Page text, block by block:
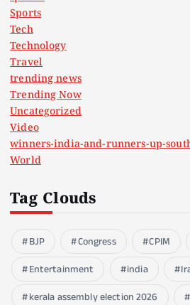
Sports
Tech
Technology
Travel
trending news
Trending Now
Uncategorized
Video
winners-india-and-runners-up-
World
Tag Clouds
BJP Congress CPIM
Entertainment
india
kerala assembly election 2026